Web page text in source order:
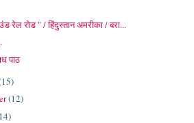
रेल रोड " / हिंदुस्तान अमरीका / बरा...
पाठ
(12)